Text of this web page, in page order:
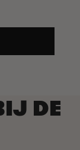
DE